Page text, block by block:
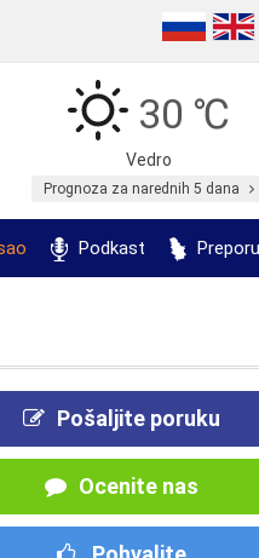
30 ℃
Vedro
Prognoza za narednih 5 dana
Podkast
Pošaljite poruku
Ocenite nas